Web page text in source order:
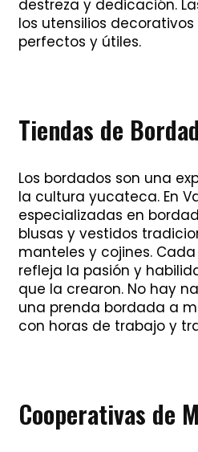
destreza y dedicación.
los utensilios
perfectos y útiles.
Tiendas de
Los bordados son una
la cultura yucateca. En
especializadas en
blusas y vestidos
manteles y cojines.
refleja la pasión y
que la crearon. No hay
una prenda bordada a
con horas de trabajo y
Cooperativas de